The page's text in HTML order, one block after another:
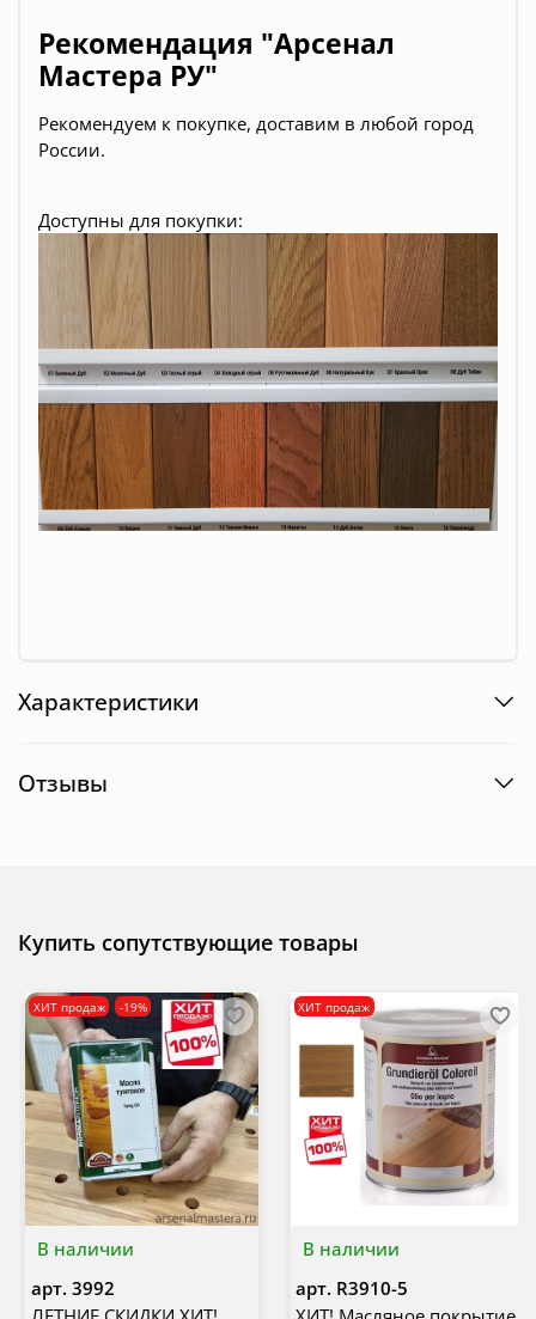
Рекомендация "Арсенал
Мастера РУ"
Рекомендуем к покупке, доставим в любой город
России.
Доступны для покупки:
Характеристики
Отзывы
Купить сопутствующие товары
В наличии
ХИТ продаж -19%
арт. 3992
В наличии
ХИТ продаж
арт. R3910-5